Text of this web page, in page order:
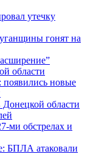
утечку
гонят на
области
новые
области
ми обстрелах и
БПЛА атаковали